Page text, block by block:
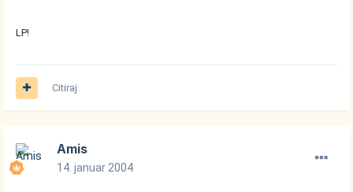
LP!
Citiraj
Amis
14. januar 2004